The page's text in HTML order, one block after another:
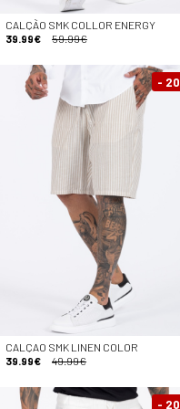
CALÇÃO SMK COLLOR ENERGY
39.99€
59.99€
- 20
CALÇAO SMK LINEN COLOR
39.99€
49.99€
- 20